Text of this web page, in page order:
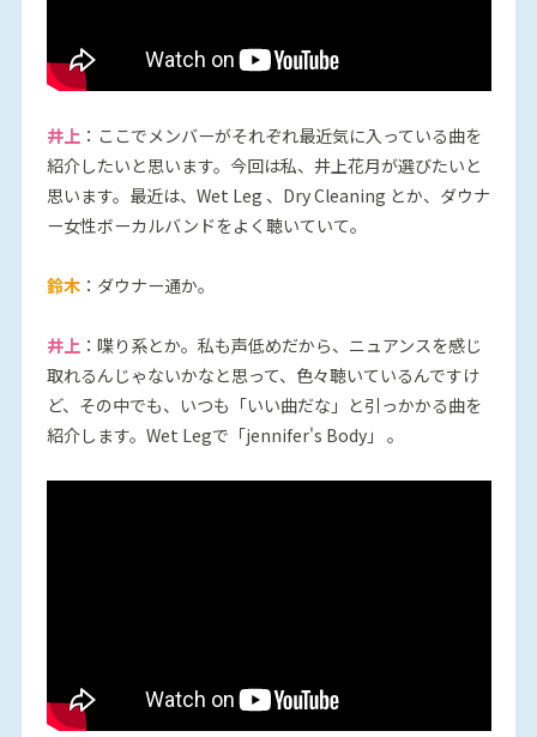
井上 ：ここでメンバーがそれぞれ最近気に入っている曲を
紹介したいと思います。今回は私、井上花月が選びたいと
思います。最近は、Wet Leg 、Dry Cleaning とか、ダウナ
ー女性ボーカルバンドをよく聴いていて。
鈴木：ダウナー通か。
井上 ：喋り系とか。私も声低めだから、ニュアンスを感じ
取れるんじゃないかなと思って、色々聴いているんですけ
ど、その中でも、いつも「いい曲だな」と引っかかる曲を
紹介します。Wet Legで「jennifer's Body」 。